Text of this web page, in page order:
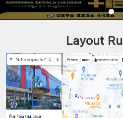
Layout